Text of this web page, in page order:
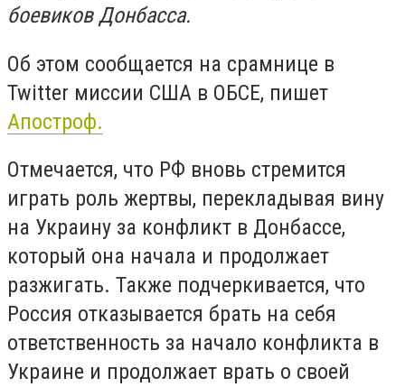
боевиков Донбасса.
Об этом сообщается на срамнице в
Twitter миссии США в ОБСЕ, пишет
Апостроф.
Отмечается, что РФ вновь стремится
играть роль жертвы, перекладывая вину
на Украину за конфликт в Донбассе,
который она начала и продолжает
разжигать. Также подчеркивается, что
Россия отказывается брать на себя
ответственность за начало конфликта в
Украине и продолжает врать о своей